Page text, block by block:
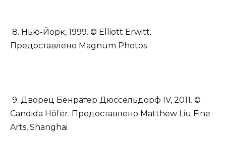
8. Нью-Йорк, 1999. © Elliott Erwitt.
Предоставлено Magnum Photos
9. Дворец Бенратер Дюссельдорф IV, 2011. ©
Candida Höfer. Предоставлено Matthew Liu Fine
Arts, Shanghai